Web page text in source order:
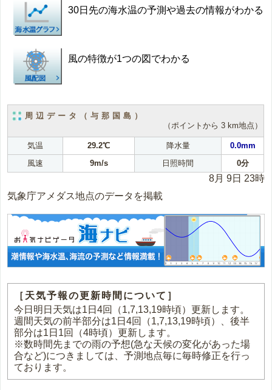
30日先の海水温の予測や過去の情報がわかる
風の特徴が1つの図でわかる
周辺データ（与那国島）
（ポイントから 3 km地点）
気温 29.2℃ 降水量
0.0mm
風速
9m/s 日照時間 0分
8月 9日 23時
気象庁アメダス地点のデータを掲載
［天気予報の更新時間について］
今日明日天気は1日4回（1,7,13,19時頃）更新します。
週間天気の前半部分は1日4回（1,7,13,19時頃）、後半
部分は1日1回（4時頃）更新します。
※数時間先までの雨の予想(急な天候の変化があった場
合など)につきましては、予測地点毎に毎時修正を行っ
ております。